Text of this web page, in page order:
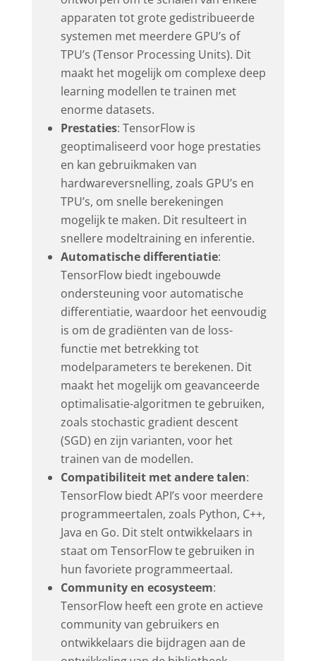
apparaten tot grote gedistribueerde
systemen met meerdere GPU’s of
TPU’s (Tensor Processing Units). Dit
maakt het mogelijk om complexe deep
learning modellen te trainen met
enorme datasets.
Prestaties: TensorFlow is
geoptimaliseerd voor hoge prestaties
en kan gebruikmaken van
hardwareversnelling, zoals GPU’s en
TPU’s, om snelle berekeningen
mogelijk te maken. Dit resulteert in
snellere modeltraining en inferentie.
Automatische differentiatie:
TensorFlow biedt ingebouwde
ondersteuning voor automatische
differentiatie, waardoor het eenvoudig
is om de gradiënten van de loss-
functie met betrekking tot
modelparameters te berekenen. Dit
maakt het mogelijk om geavanceerde
optimalisatie-algoritmen te gebruiken,
zoals stochastic gradient descent
(SGD) en zijn varianten, voor het
trainen van de modellen.
Compatibiliteit met andere talen:
TensorFlow biedt API’s voor meerdere
programmeertalen, zoals Python, C++,
Java en Go. Dit stelt ontwikkelaars in
staat om TensorFlow te gebruiken in
hun favoriete programmeertaal.
Community en ecosysteem:
TensorFlow heeft een grote en actieve
community van gebruikers en
ontwikkelaars die bijdragen aan de